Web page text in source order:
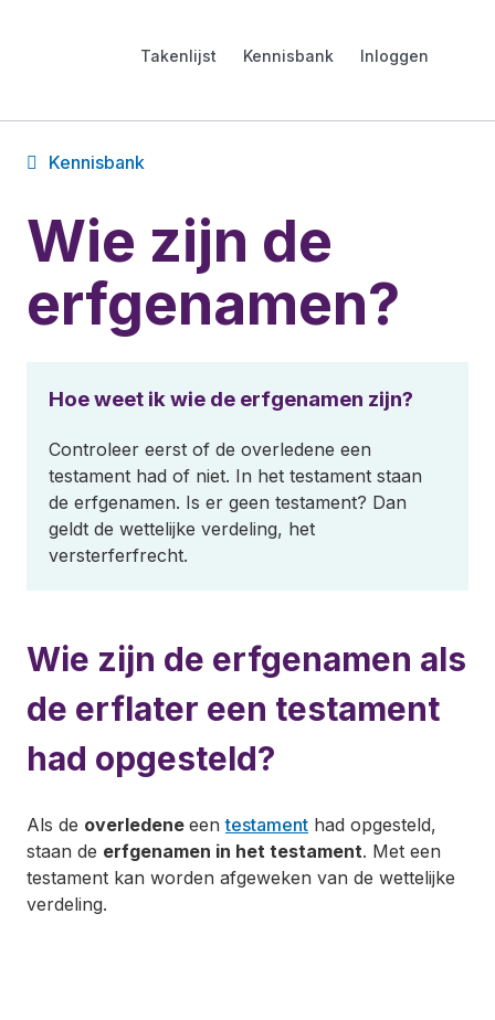
Takenlijst Kennisbank Inloggen
Kennisbank
Wie zijn de
erfgenamen?
Hoe weet ik wie de erfgenamen zijn?
Controleer eerst of de overledene een
testament had of niet. In het testament staan
de erfgenamen. Is er geen testament? Dan
geldt de wettelijke verdeling, het
versterferfrecht.
Wie zijn de erfgenamen als
de erflater een testament
had opgesteld?
Als de overledene eentestament had opgesteld,
staan de erfgenamen in het testament. Met een
testament kan worden afgeweken van de wettelijke
verdeling.